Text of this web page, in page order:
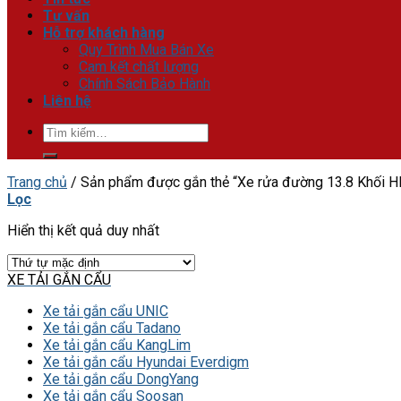
Tư vấn
Hỗ trợ khách hàng
Quy Trình Mua Bán Xe
Cam kết chất lượng
Chính Sách Bảo Hành
Liên hệ
Tìm
kiếm:
Trang chủ / Sản phẩm được gắn thẻ “Xe rửa đường 13.8 Khối
Lọc
Hiển thị kết quả duy nhất
XE TẢI GẮN CẨU
Xe tải gắn cẩu UNIC
Xe tải gắn cẩu Tadano
Xe tải gắn cẩu KangLim
Xe tải gắn cẩu Hyundai Everdigm
Xe tải gắn cẩu DongYang
Xe tải gắn cẩu Soosan